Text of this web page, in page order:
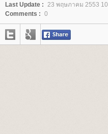
Last Update :
23 พฤษภาคม 2553
Comments : 0